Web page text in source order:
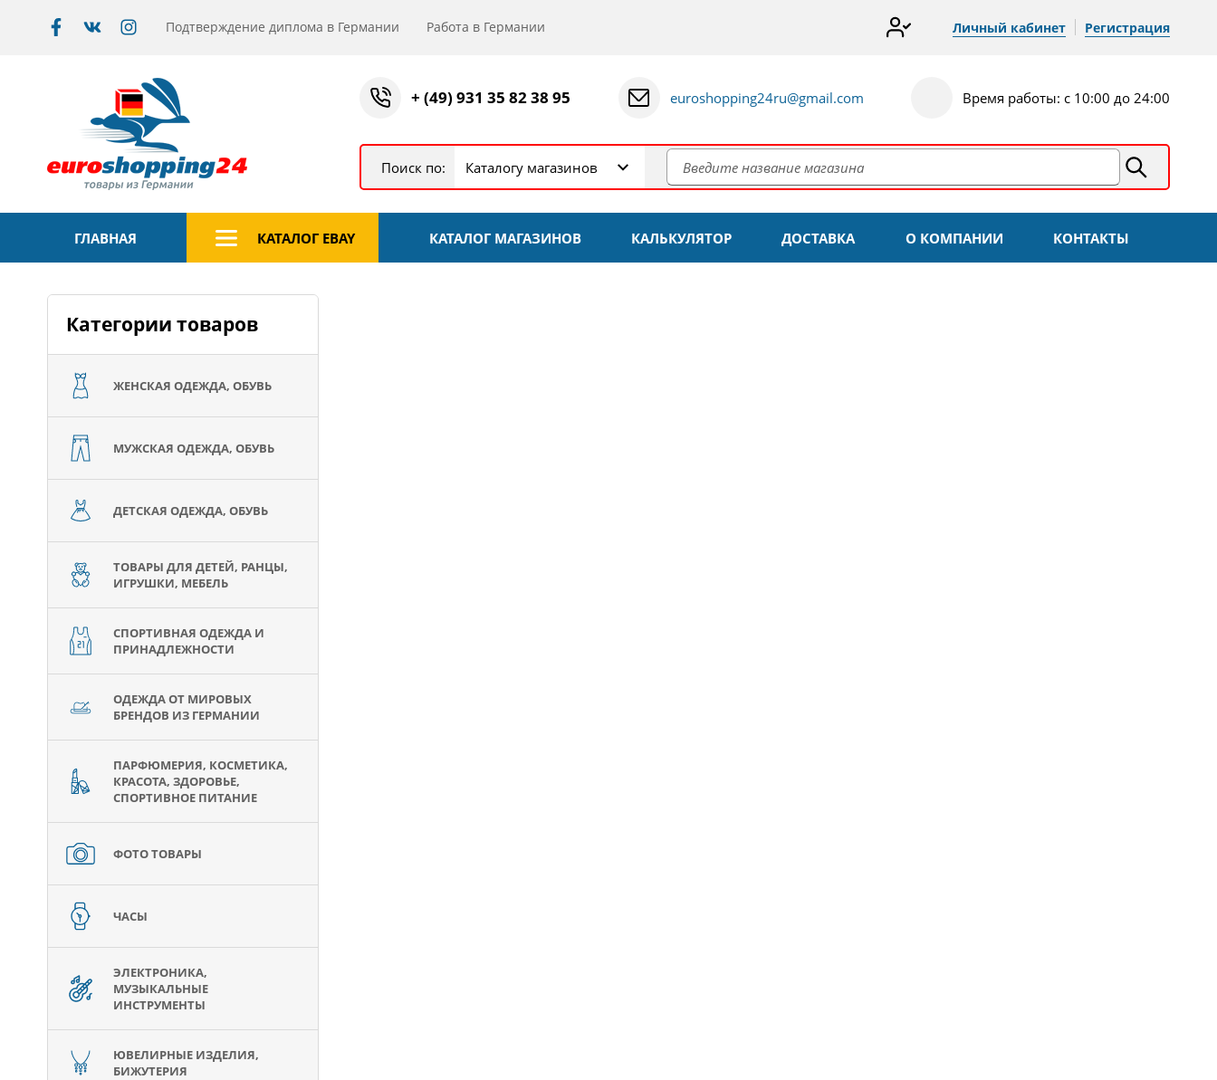
Подтверждение диплома в Германии Работа в Германии Личный кабинет Регистрация
+ (49) 931 35 82 38 95 euroshopping24ru@gmail.com Время работы: с 10:00 до 24:00
Поиск по: Каталогу магазинов
ГЛАВНАЯ КАТАЛОГ EBAY КАТАЛОГ МАГАЗИНОВ КАЛЬКУЛЯТОР ДОСТАВКА О КОМПАНИИ КОНТАКТЫ
Категории товаров
ЖЕНСКАЯ ОДЕЖДА, ОБУВЬ
МУЖСКАЯ ОДЕЖДА, ОБУВЬ
ДЕТСКАЯ ОДЕЖДА, ОБУВЬ
ТОВАРЫ ДЛЯ ДЕТЕЙ, РАНЦЫ,
ИГРУШКИ, МЕБЕЛЬ
СПОРТИВНАЯ ОДЕЖДА И
ПРИНАДЛЕЖНОСТИ
ОДЕЖДА ОТ МИРОВЫХ
БРЕНДОВ ИЗ ГЕРМАНИИ
ПАРФЮМЕРИЯ, КОСМЕТИКА,
КРАСОТА, ЗДОРОВЬЕ,
СПОРТИВНОЕ ПИТАНИЕ
ФОТО ТОВАРЫ
ЧАСЫ
ЭЛЕКТРОНИКА,
МУЗЫКАЛЬНЫЕ
ИНСТРУМЕНТЫ
ЮВЕЛИРНЫЕ ИЗДЕЛИЯ,
БИЖУТЕРИЯ